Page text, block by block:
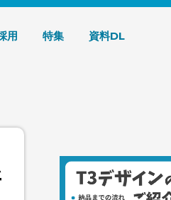
用 特集 資料DL